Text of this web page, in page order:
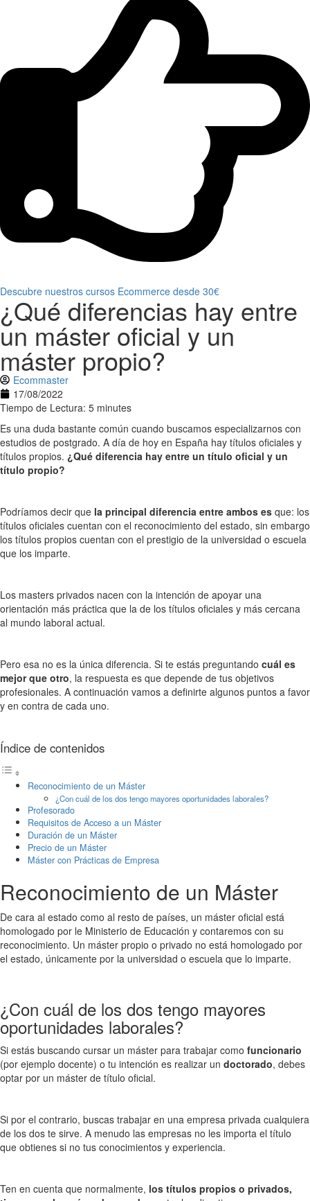
Descubre nuestros cursos Ecommerce desde 30€
¿Qué diferencias hay entre
un máster oficial y un
máster propio?
Ecommaster
17/08/2022
Tiempo de Lectura: 5 minutes
Es una duda bastante común cuando buscamos especializarnos con
estudios de postgrado. A día de hoy en España hay títulos oficiales y
títulos propios. ¿Qué diferencia hay entre un título oficial y un
título propio?
Podríamos decir que la principal diferencia entre ambos es que: los
títulos oficiales cuentan con el reconocimiento del estado, sin embargo
los títulos propios cuentan con el prestigio de la universidad o escuela
que los imparte.
Los masters privados nacen con la intención de apoyar una
orientación más práctica que la de los títulos oficiales y más cercana
al mundo laboral actual.
Pero esa no es la única diferencia. Si te estás preguntando cuál es
mejor que otro, la respuesta es que depende de tus objetivos
profesionales. A continuación vamos a definirte algunos puntos a favor
y en contra de cada uno.
Índice de contenidos
Reconocimiento de un Máster
¿Con cuál de los dos tengo mayores oportunidades laborales?
Profesorado
Requisitos de Acceso a un Máster
Duración de un Máster
Precio de un Máster
Máster con Prácticas de Empresa
Reconocimiento de un Máster
De cara al estado como al resto de países, un máster oficial está
homologado por le Ministerio de Educación y contaremos con su
reconocimiento. Un máster propio o privado no está homologado por
el estado, únicamente por la universidad o escuela que lo imparte.
¿Con cuál de los dos tengo mayores
oportunidades laborales?
Si estás buscando cursar un máster para trabajar como funcionario
(por ejemplo docente) o tu intención es realizar un doctorado, debes
optar por un máster de título oficial.
Si por el contrario, buscas trabajar en una empresa privada cualquiera
de los dos te sirve. A menudo las empresas no les importa el título
que obtienes si no tus conocimientos y experiencia.
Ten en cuenta que normalmente, los títulos propios o privados,